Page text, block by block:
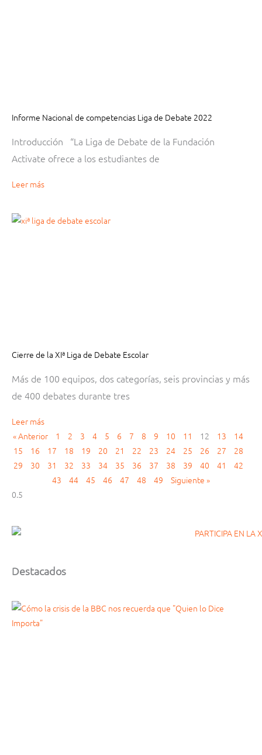
Informe Nacional de competencias Liga de Debate 2022
Introducción “La Liga de Debate de la Fundación
Activate ofrece a los estudiantes de
Leer más
Cierre de la XIª Liga de Debate Escolar
Más de 100 equipos, dos categorías, seis provincias y más
de 400 debates durante tres
Leer más
« Anterior
1 2 3 4 5 6 7 8 9 10 11 12 13 14
15 16 17 18 19 20 21 22 23 24 25 26 27 28
29 30 31 32 33 34 35 36 37 38 39 40 41 42
43 44 45 46 47 48 49 Siguiente »
Destacados